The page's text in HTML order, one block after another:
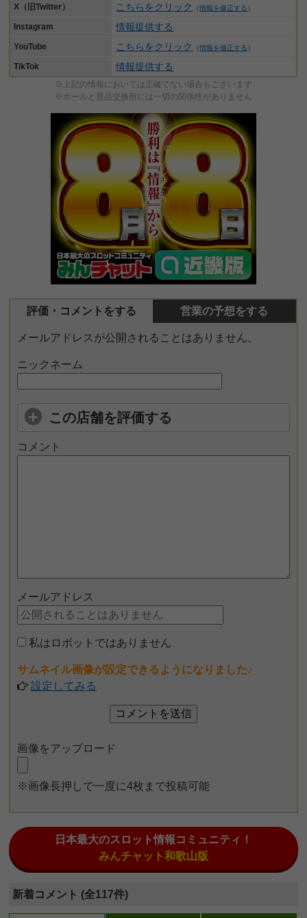
X（旧Twitter） こちらをクリック （情報を修正する ）
Instagram 情報提供する
YouTube こちらをクリック （情報を修正する ）
TikTok 情報提供する
※上記の情報においては正確でない場合もございます
※ホールと景品交換所には一切の関係性がありません
評価・コメントをする 営業の予想をする
メールアドレスが公開されることはありません。
ニックネーム
この店舗を評価する
コメント
メールアドレス
私はロボットではありません
サムネイル画像が設定できるようになりました♪
設定してみる
画像をアップロード
※画像長押しで一度に4枚まで投稿可能
日本最大のスロット情報コミュニティ！
みんチャット和歌山版
新着コメント (全117件)